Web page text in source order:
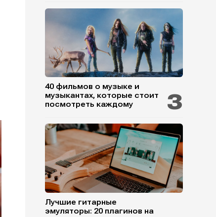
40 фильмов о музыке и
музыкантах, которые стоит
посмотреть каждому
Лучшие гитарные
эмуляторы: 20 плагинов на